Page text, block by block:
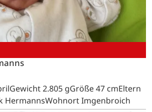
2.805 gGröße 47 cmEltern
HermannsWohnort Imgenbroich